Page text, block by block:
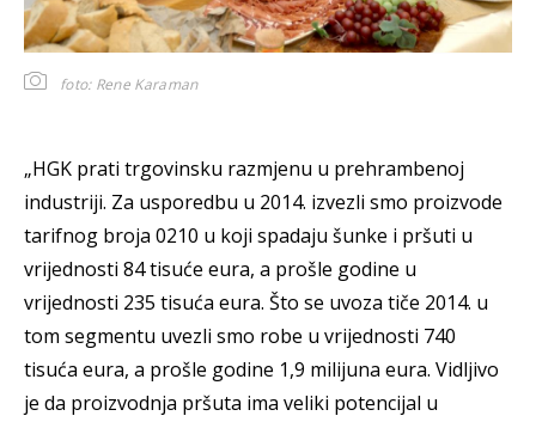
foto: Rene Karaman
„HGK prati trgovinsku razmjenu u prehrambenoj
industriji. Za usporedbu u 2014. izvezli smo proizvode
tarifnog broja 0210 u koji spadaju šunke i pršuti u
vrijednosti 84 tisuće eura, a prošle godine u
vrijednosti 235 tisuća eura. Što se uvoza tiče 2014. u
tom segmentu uvezli smo robe u vrijednosti 740
tisuća eura, a prošle godine 1,9 milijuna eura. Vidljivo
je da proizvodnja pršuta ima veliki potencijal u